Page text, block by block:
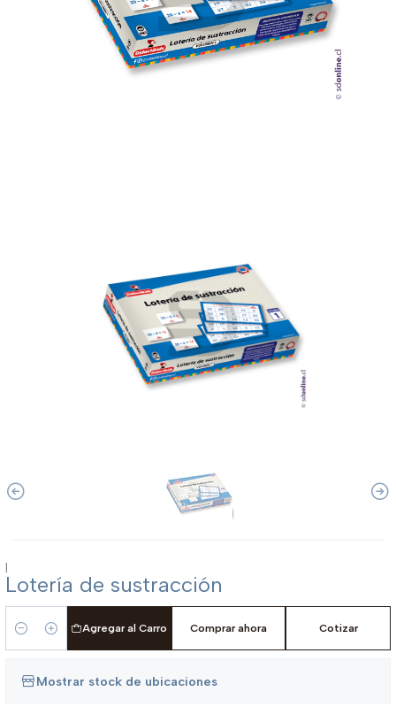
|
Lotería de sustracción
Cantidad
Agregar al Carro Comprar ahora Cotizar
Mostrar stock de ubicaciones